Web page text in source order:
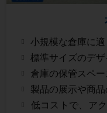
小規模な倉庫に適
標準サイズのデ
倉庫の保管スペ
製品の展示や商品
低コストで、ア